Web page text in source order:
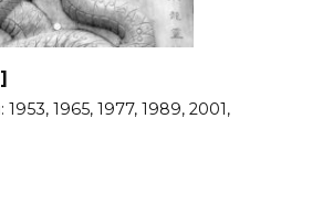
1965, 1977, 1989, 2001,